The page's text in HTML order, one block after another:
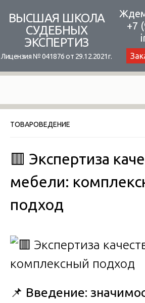
content
ВЫСШАЯ ШКОЛА
СУДЕБНЫХ
ЭКСПЕРТИЗ
Лицензия № 041876 от 29.12.2021г.
+7
ТОВАРОВЕДЕНИЕ
🟥 Экспертиза
мебели:
подход
📌 Введение: